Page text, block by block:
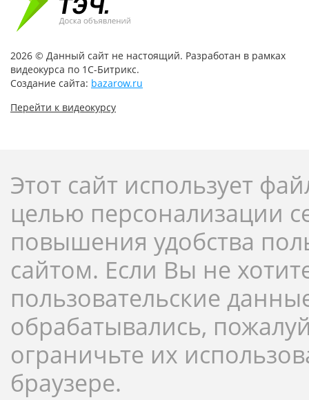
2026 © Данный сайт не настоящий. Разработан в рамках
видеокурса по 1С-Битрикс.
Создание сайта: bazarow.ru
Перейти к видеокурсу
Этот сайт использует
целью персонализации
повышения удобства
сайтом. Если Вы не
пользовательские
обрабатывались,
ограничьте их
браузере.